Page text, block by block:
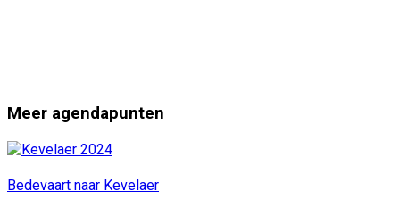
Meer agendapunten
Bedevaart naar Kevelaer